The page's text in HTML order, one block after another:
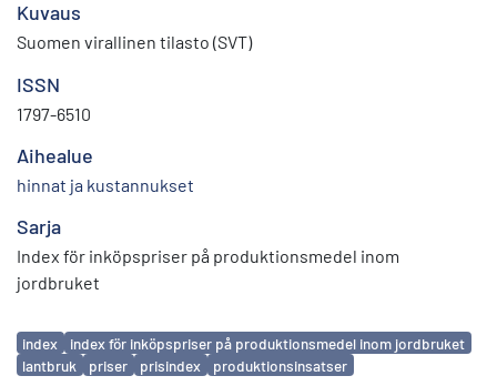
Kuvaus
Suomen virallinen tilasto (SVT)
ISSN
1797-6510
Aihealue
hinnat ja kustannukset
Sarja
Index för inköpspriser på produktionsmedel inom
jordbruket
Avainsanat
index
index för inköpspriser på produktionsmedel inom jordbruket
lantbruk
priser prisindex produktionsinsatser